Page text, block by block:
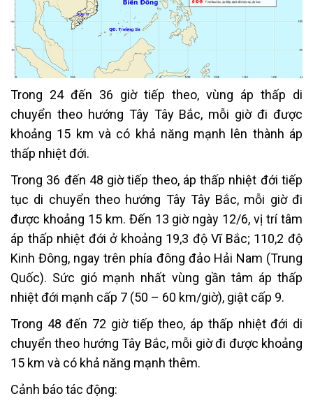
Trong 24 đến 36 giờ tiếp theo, vùng áp thấp di
chuyển theo hướng Tây Tây Bắc, mỗi giờ đi được
khoảng 15 km và có khả năng mạnh lên thành áp
thấp nhiệt đới.
Trong 36 đến 48 giờ tiếp theo, áp thấp nhiệt đới tiếp
tục di chuyển theo hướng Tây Tây Bắc, mỗi giờ đi
được khoảng 15 km. Đến 13 giờ ngày 12/6, vị trí tâm
áp thấp nhiệt đới ở khoảng 19,3 độ Vĩ Bắc; 110,2 độ
Kinh Đông, ngay trên phía đông đảo Hải Nam (Trung
Quốc). Sức gió mạnh nhất vùng gần tâm áp thấp
nhiệt đới mạnh cấp 7 (50 – 60 km/giờ), giật cấp 9.
Trong 48 đến 72 giờ tiếp theo, áp thấp nhiệt đới di
chuyển theo hướng Tây Bắc, mỗi giờ đi được khoảng
15 km và có khả năng mạnh thêm.
Cảnh báo tác động: